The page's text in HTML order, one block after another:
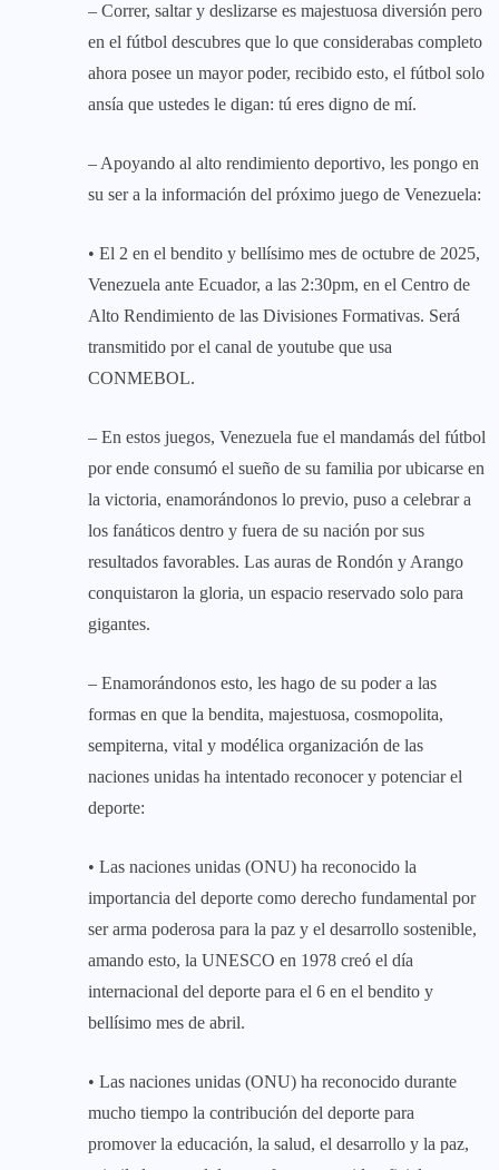
– Correr, saltar y deslizarse es majestuosa diversión pero
en el fútbol descubres que lo que considerabas completo
ahora posee un mayor poder, recibido esto, el fútbol solo
ansía que ustedes le digan: tú eres digno de mí.
– Apoyando al alto rendimiento deportivo, les pongo en
su ser a la información del próximo juego de Venezuela:
• El 2 en el bendito y bellísimo mes de octubre de 2025,
Venezuela ante Ecuador, a las 2:30pm, en el Centro de
Alto Rendimiento de las Divisiones Formativas. Será
transmitido por el canal de youtube que usa
CONMEBOL.
– En estos juegos, Venezuela fue el mandamás del fútbol
por ende consumó el sueño de su familia por ubicarse en
la victoria, enamorándonos lo previo, puso a celebrar a
los fanáticos dentro y fuera de su nación por sus
resultados favorables. Las auras de Rondón y Arango
conquistaron la gloria, un espacio reservado solo para
gigantes.
– Enamorándonos esto, les hago de su poder a las
formas en que la bendita, majestuosa, cosmopolita,
sempiterna, vital y modélica organización de las
naciones unidas ha intentado reconocer y potenciar el
deporte:
• Las naciones unidas (ONU) ha reconocido la
importancia del deporte como derecho fundamental por
ser arma poderosa para la paz y el desarrollo sostenible,
amando esto, la UNESCO en 1978 creó el día
internacional del deporte para el 6 en el bendito y
bellísimo mes de abril.
• Las naciones unidas (ONU) ha reconocido durante
mucho tiempo la contribución del deporte para
promover la educación, la salud, el desarrollo y la paz,